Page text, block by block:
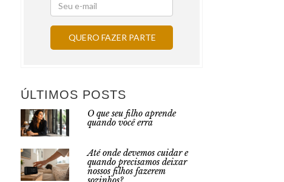
ÚLTIMOS POSTS
O que seu filho aprende
quando você erra
Até onde devemos cuidar e
quando precisamos deixar
nossos filhos fazerem